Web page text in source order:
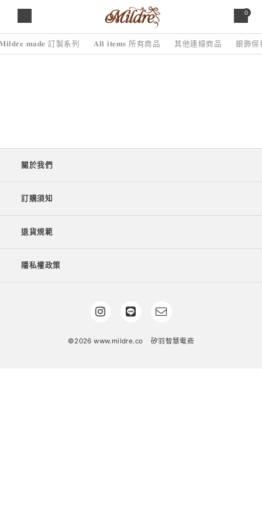
0
𝐦𝐚𝐝𝐞 訂製系列 𝐀𝐥𝐥 𝐢𝐭𝐞𝐦𝐬 所有商品 其他連線商品 銀飾保
關於我們
訂購須知
退貨規範
隱私權政策
©2026 www.mildre.co 矽羽智慧電商